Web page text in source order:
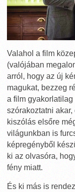
Valahol a film
(valójában
arról, hogy az új
magukat, bezzeg
a film
szórakoztatni
kiszólás elsőre
világunkban is
képregényből
ki az olvasóra,
fény miatt.
És ki más is